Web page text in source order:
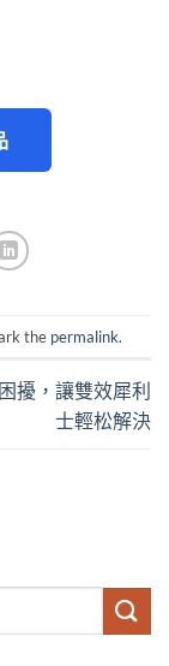
the permalink.
擾，讓雙效犀利
士輕松解決